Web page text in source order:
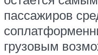
пассажиров
грузовым